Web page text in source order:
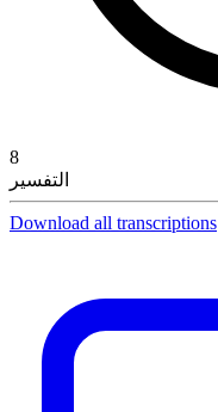
8
التفسير
Download all transcriptions